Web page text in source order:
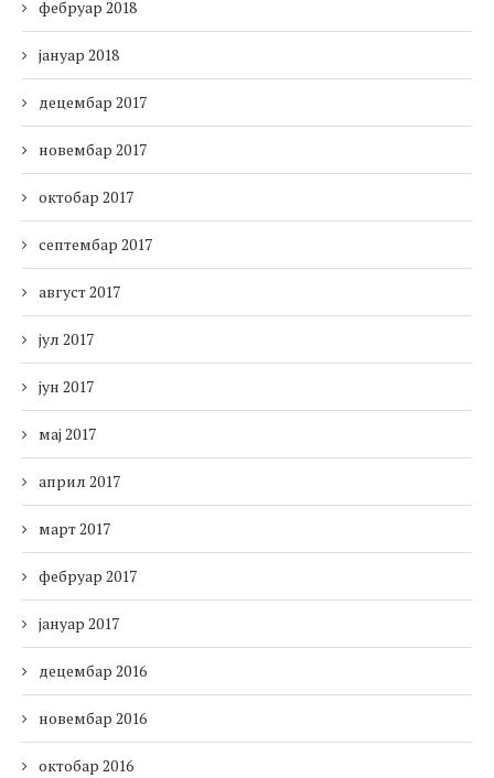
фебруар 2018
јануар 2018
децембар 2017
новембар 2017
октобар 2017
септембар 2017
август 2017
јул 2017
јун 2017
мај 2017
април 2017
март 2017
фебруар 2017
јануар 2017
децембар 2016
новембар 2016
октобар 2016